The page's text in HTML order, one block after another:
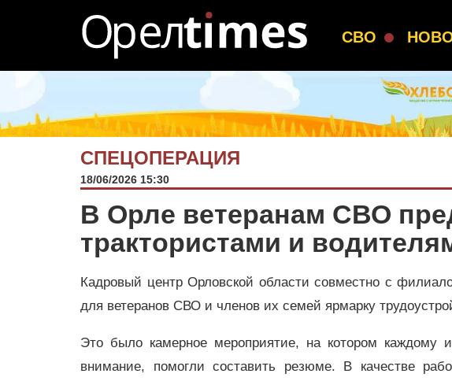
СВО
СПЕЦОПЕРАЦИЯ
18/06/2026 15:30
В Орле ветеранам СВО
трактористами и
Кадровый центр Орловской области совместно с
для ветеранов СВО и членов их семей ярмарку
Это было камерное мероприятие, на котором каждому
внимание, помогли составить резюме. В качестве